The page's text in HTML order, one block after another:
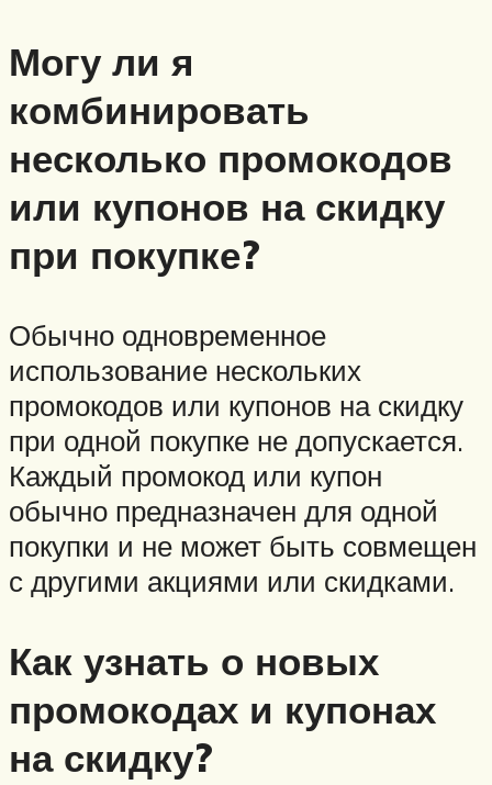
Могу ли я
комбинировать
несколько промокодов
или купонов на скидку
при покупке?
Обычно одновременное
использование нескольких
промокодов или купонов на скидку
при одной покупке не допускается.
Каждый промокод или купон
обычно предназначен для одной
покупки и не может быть совмещен
с другими акциями или скидками.
Как узнать о новых
промокодах и купонах
на скидку?